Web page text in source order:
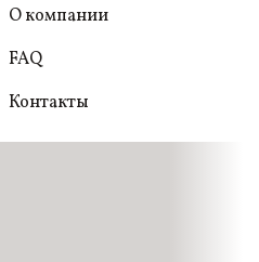
О компании
FAQ
Контакты